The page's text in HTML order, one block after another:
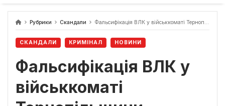
Рубрики Скандали Фальсифікація ВЛК у військкоматі Тернопільщини
СКАНДАЛИ КРИМІНАЛ НОВИНИ
Фальсифікація ВЛК у
військкоматі